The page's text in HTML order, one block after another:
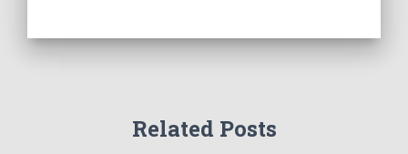
Related Posts